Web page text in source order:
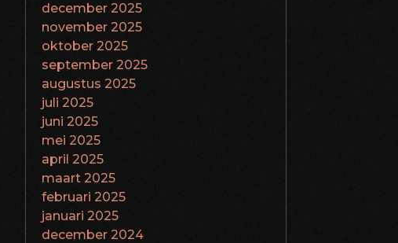
december 2025
november 2025
oktober 2025
september 2025
augustus 2025
juli 2025
juni 2025
mei 2025
april 2025
maart 2025
februari 2025
januari 2025
december 2024